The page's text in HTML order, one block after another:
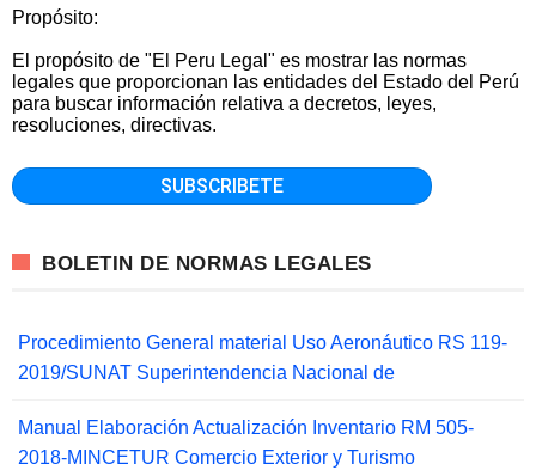
Propósito:
El propósito de "El Peru Legal" es mostrar las normas
legales que proporcionan las entidades del Estado del Perú
para buscar información relativa a decretos, leyes,
resoluciones, directivas.
BOLETIN DE NORMAS LEGALES
Procedimiento General material Uso Aeronáutico RS 119-
2019/SUNAT Superintendencia Nacional de
Manual Elaboración Actualización Inventario RM 505-
2018-MINCETUR Comercio Exterior y Turismo